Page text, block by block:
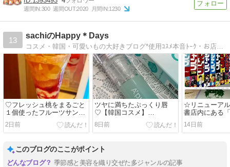
週間IN:300 週間OUT:2020 月間IN:1230
13
sachiのHappy＊Days
コスメ・韓国・可愛いもの大好きブログ*使用ｺｽﾒ本音ﾄｰｸ・お店紹介などHAPPYフォト満載です。
♡フレッシュ桃をまるごと
１個使ったフルーツサンデ
ー♡食べました♡
2日前
ツヤに満ちたぷっくり唇
♡【韓国コスメ】
A’PIEU「ジューシーパン
リッププランパー」
8日前
☆リニューア
書店内にある
プショップ」
いろいろ♪
14日前
このブログのここがポイント
季節感と美容を織り交ぜた多ジャンルの記事